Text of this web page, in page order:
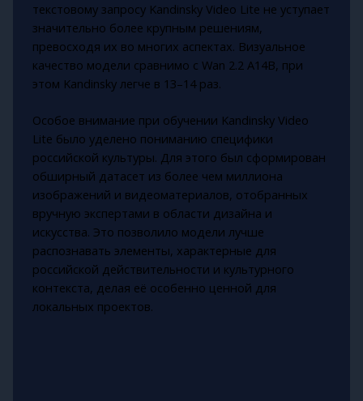
текстовому запросу Kandinsky Video Lite не уступает
значительно более крупным решениям,
превосходя их во многих аспектах. Визуальное
качество модели сравнимо с Wan 2.2 A14B, при
этом Kandinsky легче в 13–14 раз.
Особое внимание при обучении Kandinsky Video
Lite было уделено пониманию специфики
российской культуры. Для этого был сформирован
обширный датасет из более чем миллиона
изображений и видеоматериалов, отобранных
вручную экспертами в области дизайна и
искусства. Это позволило модели лучше
распознавать элементы, характерные для
российской действительности и культурного
контекста, делая её особенно ценной для
локальных проектов.